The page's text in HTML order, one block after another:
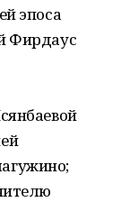
эпоса
Фирдаус